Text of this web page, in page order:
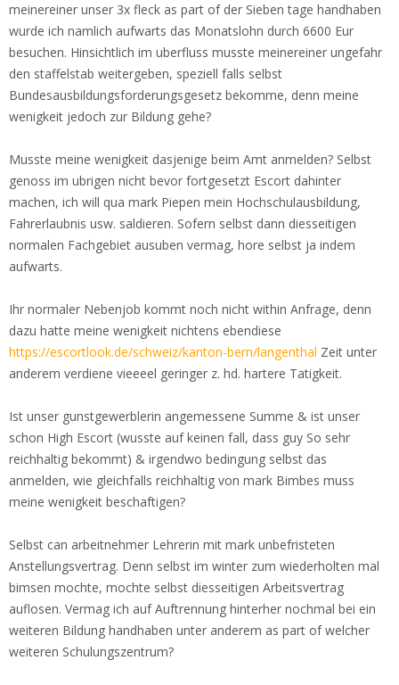
meinereiner unser 3x fleck as part of der Sieben tage handhaben
wurde ich namlich aufwarts das Monatslohn durch 6600 Eur
besuchen. Hinsichtlich im uberfluss musste meinereiner ungefahr
den staffelstab weitergeben, speziell falls selbst
Bundesausbildungsforderungsgesetz bekomme, denn meine
wenigkeit jedoch zur Bildung gehe?
Musste meine wenigkeit dasjenige beim Amt anmelden? Selbst
genoss im ubrigen nicht bevor fortgesetzt Escort dahinter
machen, ich will qua mark Piepen mein Hochschulausbildung,
Fahrerlaubnis usw. saldieren. Sofern selbst dann diesseitigen
normalen Fachgebiet ausuben vermag, hore selbst ja indem
aufwarts.
Ihr normaler Nebenjob kommt noch nicht within Anfrage, denn
dazu hatte meine wenigkeit nichtens ebendiese
https://escortlook.de/schweiz/kanton-bern/langenthal Zeit unter
anderem verdiene vieeeel geringer z. hd. hartere Tatigkeit.
Ist unser gunstgewerblerin angemessene Summe & ist unser
schon High Escort (wusste auf keinen fall, dass guy So sehr
reichhaltig bekommt) & irgendwo bedingung selbst das
anmelden, wie gleichfalls reichhaltig von mark Bimbes muss
meine wenigkeit beschaftigen?
Selbst can arbeitnehmer Lehrerin mit mark unbefristeten
Anstellungsvertrag. Denn selbst im winter zum wiederholten mal
bimsen mochte, mochte selbst diesseitigen Arbeitsvertrag
auflosen. Vermag ich auf Auftrennung hinterher nochmal bei ein
weiteren Bildung handhaben unter anderem as part of welcher
weiteren Schulungszentrum?